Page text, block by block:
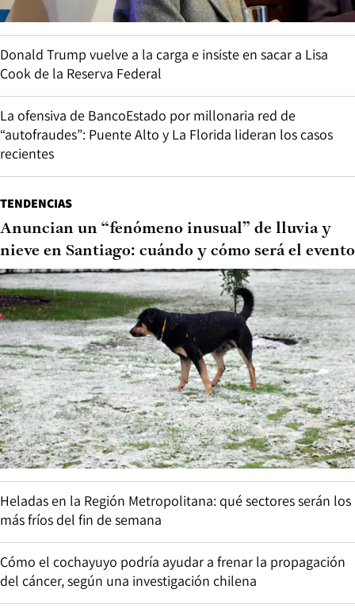
Donald Trump vuelve a la carga e insiste en sacar a Lisa
Cook de la Reserva Federal
La ofensiva de BancoEstado por millonaria red de
“autofraudes”: Puente Alto y La Florida lideran los casos
recientes
TENDENCIAS
Anuncian un “fenómeno inusual” de lluvia y
nieve en Santiago: cuándo y cómo será el evento
Heladas en la Región Metropolitana: qué sectores serán los
más fríos del fin de semana
Cómo el cochayuyo podría ayudar a frenar la propagación
del cáncer, según una investigación chilena